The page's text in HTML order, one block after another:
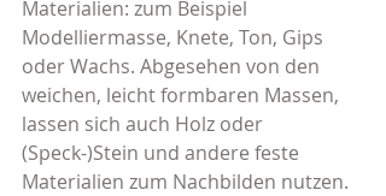
Materialien: zum Beispiel
Modelliermasse, Knete, Ton, Gips
oder Wachs. Abgesehen von den
weichen, leicht formbaren Massen,
lassen sich auch Holz oder
(Speck-)Stein und andere feste
Materialien zum Nachbilden nutzen.